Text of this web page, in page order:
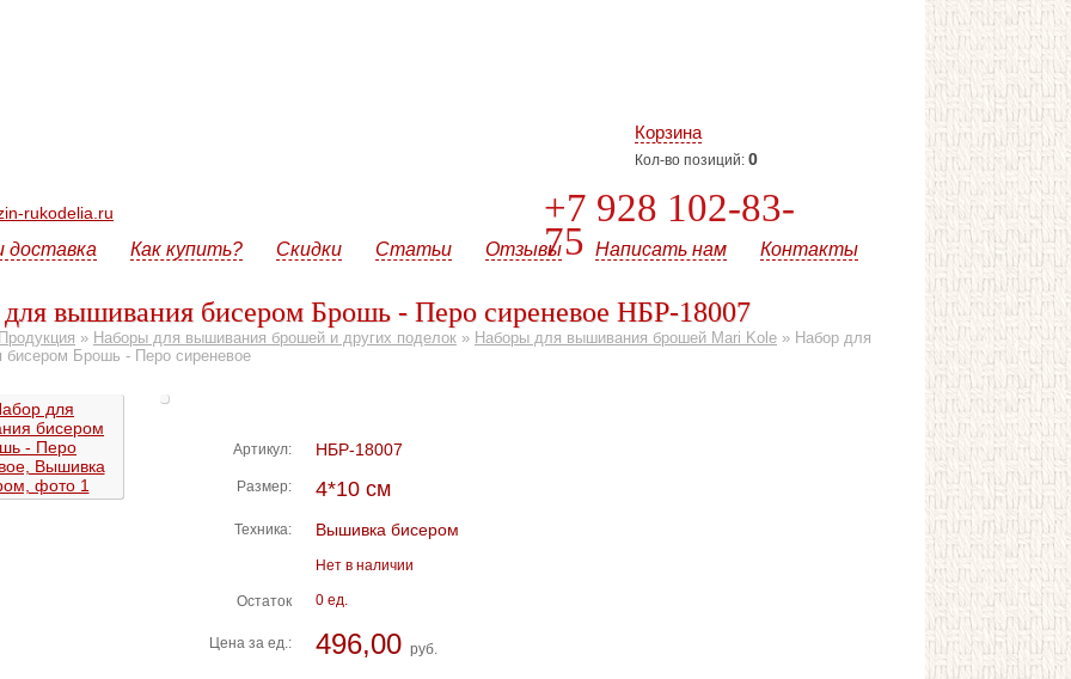
Корзина
Кол-во позиций: 0
+7 928 102-83-
75
rukodelia.ru
доставка Как купить? Скидки Статьи Отзывы Написать нам Контакты
вышивания бисером Брошь - Перо сиреневое НБР-18007
Продукция » Наборы для вышивания брошей и других поделок » Наборы для вышивания брошей Mari Kole » Набор для
бисером Брошь - Перо сиреневое
Артикул: НБР-18007
Размер: 4*10 см
Техника: Вышивка бисером
Нет в наличии
Остаток 0 ед.
Цена за ед.: 496,00 руб.